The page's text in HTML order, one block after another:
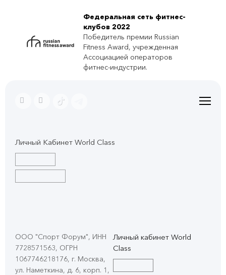
Федеральная сеть фитнес-
клубов 2022
Победитель премии Russian
Fitness Award, учрежденная
Ассоциацией операторов
фитнес-индустрии.
Личный Кабинет World Class
ООО "Спорт Форум", ИНН
7728571563, ОГРН
1067746218176, г. Москва,
ул. Наметкина, д. 6, корп. 1 ,
Личный кабинет World
Class